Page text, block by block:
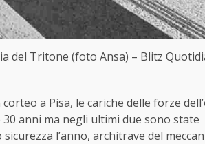
del Tritone (foto Ansa) – Blitz
a Pisa, le cariche delle forze
anni ma negli ultimi due sono state
l’anno, architrave del